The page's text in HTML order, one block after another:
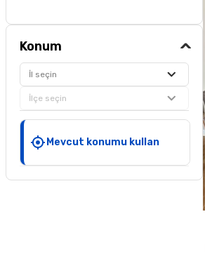
Konum
İl seçin
İlçe seçin
Mevcut konumu kullan